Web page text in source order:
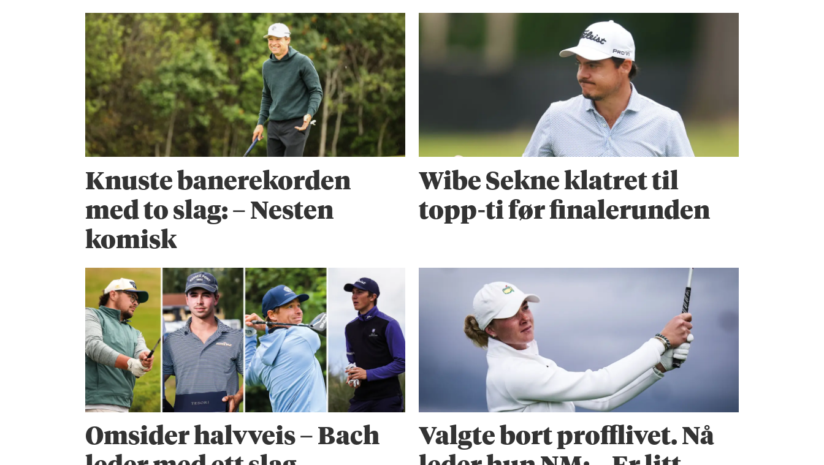
Knuste banerekorden
med to slag: – Nesten
komisk
Wibe Sekne klatret til
topp-ti før finalerunden
Omsider halvveis – Bach
Valgte bort profflivet. Nå